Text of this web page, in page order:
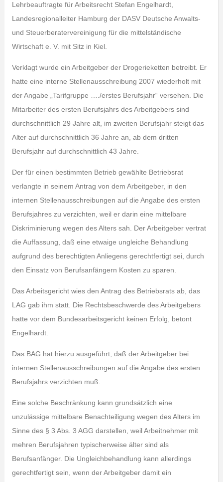
Lehrbeauftragte für Arbeitsrecht Stefan Engelhardt,
Landesregionalleiter Hamburg der DASV Deutsche Anwalts-
und Steuerberatervereinigung für die mittelständische
Wirtschaft e. V. mit Sitz in Kiel.
Verklagt wurde ein Arbeitgeber der Drogerieketten betreibt. Er
hatte eine interne Stellenausschreibung 2007 wiederholt mit
der Angabe „Tarifgruppe …./erstes Berufsjahr“ versehen. Die
Mitarbeiter des ersten Berufsjahrs des Arbeitgebers sind
durchschnittlich 29 Jahre alt, im zweiten Berufsjahr steigt das
Alter auf durchschnittlich 36 Jahre an, ab dem dritten
Berufsjahr auf durchschnittlich 43 Jahre.
Der für einen bestimmten Betrieb gewählte Betriebsrat
verlangte in seinem Antrag von dem Arbeitgeber, in den
internen Stellenausschreibungen auf die Angabe des ersten
Berufsjahres zu verzichten, weil er darin eine mittelbare
Diskriminierung wegen des Alters sah. Der Arbeitgeber vertrat
die Auffassung, daß eine etwaige ungleiche Behandlung
aufgrund des berechtigten Anliegens gerechtfertigt sei, durch
den Einsatz von Berufsanfängern Kosten zu sparen.
Das Arbeitsgericht wies den Antrag des Betriebsrats ab, das
LAG gab ihm statt. Die Rechtsbeschwerde des Arbeitgebers
hatte vor dem Bundesarbeitsgericht keinen Erfolg, betont
Engelhardt.
Das BAG hat hierzu ausgeführt, daß der Arbeitgeber bei
internen Stellenausschreibungen auf die Angabe des ersten
Berufsjahrs verzichten muß.
Eine solche Beschränkung kann grundsätzlich eine
unzulässige mittelbare Benachteiligung wegen des Alters im
Sinne des § 3 Abs. 3 AGG darstellen, weil Arbeitnehmer mit
mehren Berufsjahren typischerweise älter sind als
Berufsanfänger. Die Ungleichbehandlung kann allerdings
gerechtfertigt sein, wenn der Arbeitgeber damit ein